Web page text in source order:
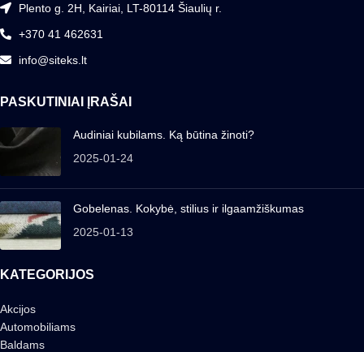
Plento g. 2H, Kairiai, LT-80114 Šiaulių r.
+370 41 462631
info@siteks.lt
PASKUTINIAI ĮRAŠAI
Audiniai kubilams. Ką būtina žinoti?
2025-01-24
Gobelenas. Kokybė, stilius ir ilgaamžiškumas
2025-01-13
KATEGORIJOS
Akcijos
Automobiliams
Baldams